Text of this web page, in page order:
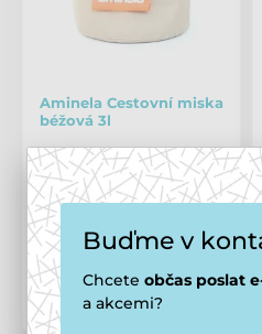
Aminela Cestovní miska
béžová 3l
Skladem,zítra 9. 8. u vás
Cena po registraci
157 Kč
169 Kč
Porovnat
Buďme v
Chcete občas poslat
a akcemi?